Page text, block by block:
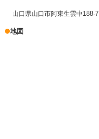
山口県山口市阿東生雲中188-7
地図